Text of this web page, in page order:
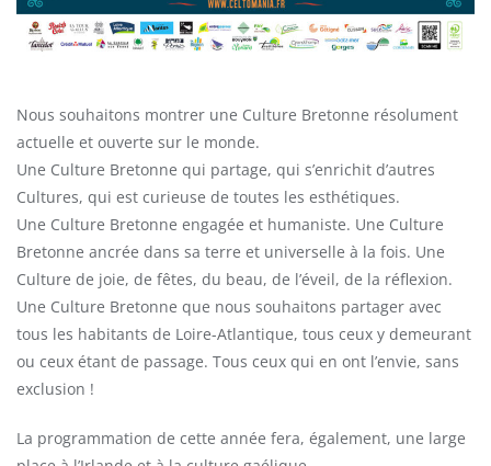
Nous souhaitons montrer une Culture Bretonne résolument
actuelle et ouverte sur le monde.
Une Culture Bretonne qui partage, qui s’enrichit d’autres
Cultures, qui est curieuse de toutes les esthétiques.
Une Culture Bretonne engagée et humaniste. Une Culture
Bretonne ancrée dans sa terre et universelle à la fois. Une
Culture de joie, de fêtes, du beau, de l’éveil, de la réflexion.
Une Culture Bretonne que nous souhaitons partager avec
tous les habitants de Loire-Atlantique, tous ceux y demeurant
ou ceux étant de passage. Tous ceux qui en ont l’envie, sans
exclusion !
La programmation de cette année fera, également, une large